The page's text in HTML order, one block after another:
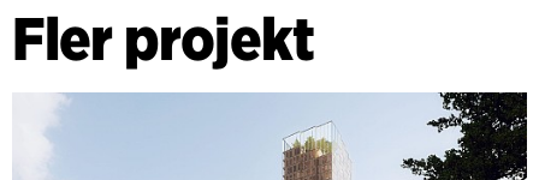
Fler projekt